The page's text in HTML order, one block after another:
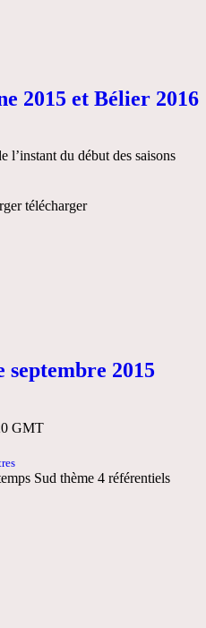
2015 et Bélier 2016
l’instant du début des saisons
télécharger
septembre 2015
GMT
Sud thème 4 référentiels